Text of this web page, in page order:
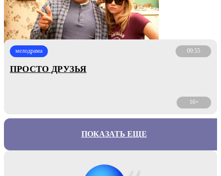
мелодрама 09:55
ПРОСТО ДРУЗЬЯ
16+
ПОКАЗАТЬ ЕЩЕ